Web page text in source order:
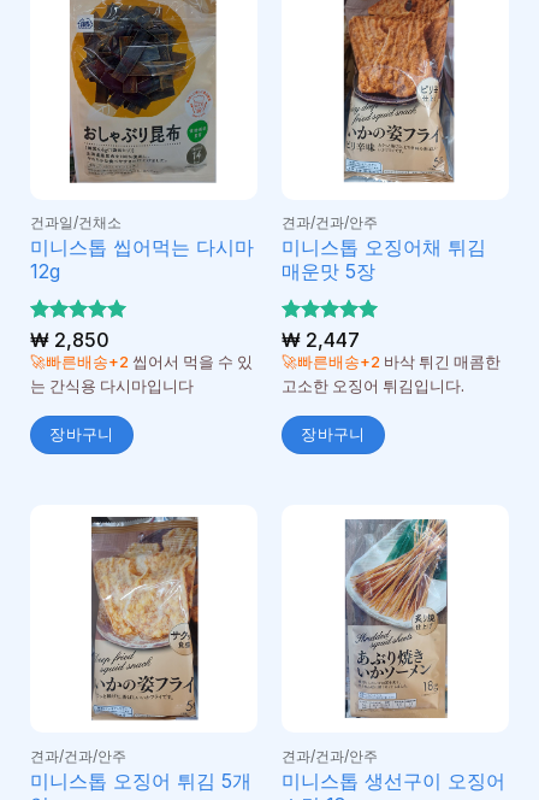
건과일/건채소
미니스톱 씹어먹는 다시마
12g
5 중에서
5로 평가
됨
₩2,850
🚀빠른배송+2씹어서 먹을 수 있
는 간식용 다시마입니다
장바구니
견과/건과/안주
미니스톱 오징어채 튀김
매운맛 5장
5 중에서
5로 평가
됨
₩2,447
🚀빠른배송+2바삭 튀긴 매콤한
고소한 오징어 튀김입니다.
장바구니
견과/건과/안주
미니스톱 오징어 튀김 5개
견과/건과/안주
미니스톱 생선구이 오징어